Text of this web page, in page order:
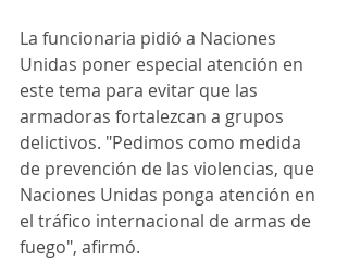
La funcionaria pidió a Naciones
Unidas poner especial atención en
este tema para evitar que las
armadoras fortalezcan a grupos
delictivos. "Pedimos como medida
de prevención de las violencias, que
Naciones Unidas ponga atención en
el tráfico internacional de armas de
fuego", afirmó.